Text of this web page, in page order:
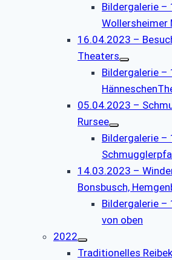
Bildergalerie –
Wollersheimer
16.04.2023 –
Theaters
Bildergalerie –
05.04.2023 –
Rursee
Bildergalerie –
14.03.2023 –
Bonsbusch,
Bildergalerie –
von oben
2022
Traditionelles